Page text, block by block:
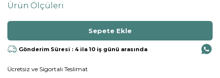
Ürün Ölçüleri
Gönderim Süresi : 4 ila 10 iş günü arasında
Ücretsiz ve Sigortalı Teslimat